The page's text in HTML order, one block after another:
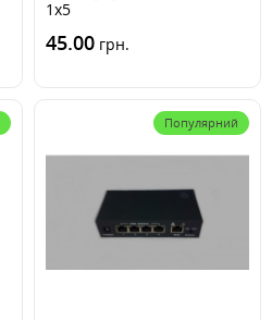
1х5
45.00 грн.
Популярний